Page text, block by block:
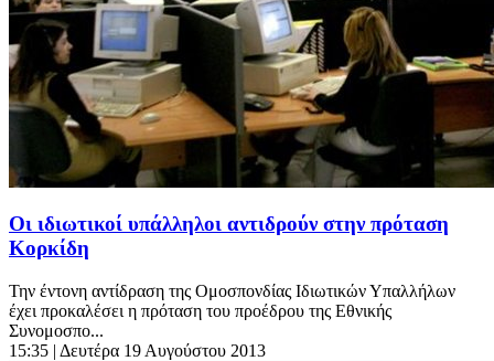
Οι ιδιωτικοί υπάλληλοι αντιδρούν στην πρόταση
Κορκίδη
Την έντονη αντίδραση της Ομοσπονδίας Ιδιωτικών Υπαλλήλων
έχει προκαλέσει η πρόταση του προέδρου της Εθνικής
Συνομοσπο...
15:35 | Δευτέρα 19 Αυγούστου 2013